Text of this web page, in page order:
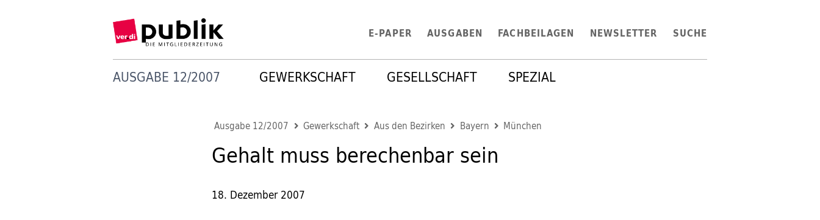
E-PAPER AUSGABEN FACHBEILAGEN NEWSLETTER SUCHE
AUSGABE 12/2007 GEWERKSCHAFT GESELLSCHAFT SPEZIAL
Ausgabe 12/2007 Gewerkschaft Aus den Bezirken Bayern München
Gehalt muss berechenbar sein
18. Dezember 2007